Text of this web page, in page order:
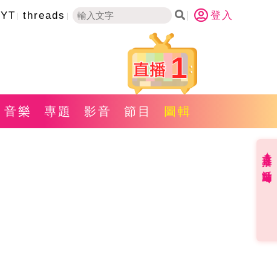
YT threads 登入
1
音樂 專題 影音 節目 圖輯
直播✦活動